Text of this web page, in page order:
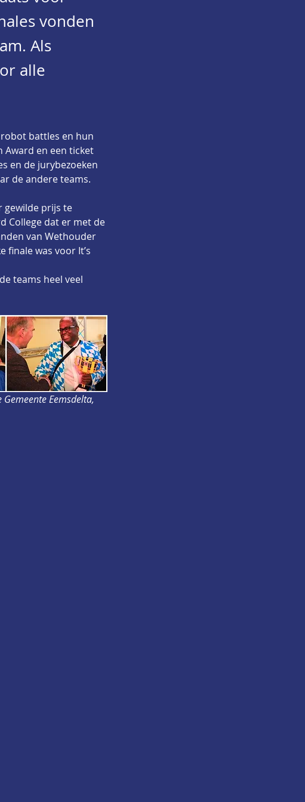
vonden
Als
alle
battles en hun
Award en een ticket
en de jurybezoeken
de andere teams.
gewilde prijs te
College dat er met de
van Wethouder
finale was voor It’s
teams heel veel
Eemsdelta,